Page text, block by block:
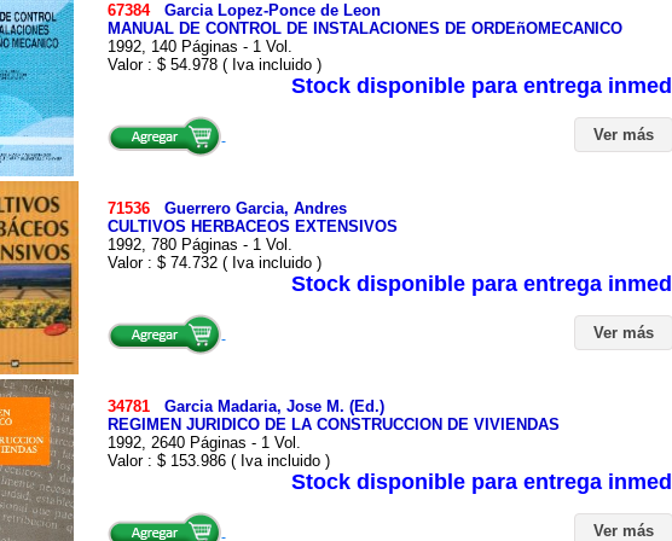
67384 Garcia Lopez-Ponce de Leon
MANUAL DE CONTROL DE INSTALACIONES DE ORDEñOMECANICO
1992, 140 Páginas - 1 Vol.
Valor : $ 54.978 ( Iva incluido )
Stock disponible para entrega
Ver más
71536 Guerrero Garcia, Andres
CULTIVOS HERBACEOS EXTENSIVOS
1992, 780 Páginas - 1 Vol.
Valor : $ 74.732 ( Iva incluido )
Stock disponible para entrega
Ver más
34781 Garcia Madaria, Jose M. (Ed.)
REGIMEN JURIDICO DE LA CONSTRUCCION DE VIVIENDAS
1992, 2640 Páginas - 1 Vol.
Valor : $ 153.986 ( Iva incluido )
Stock disponible para entrega
Ver más